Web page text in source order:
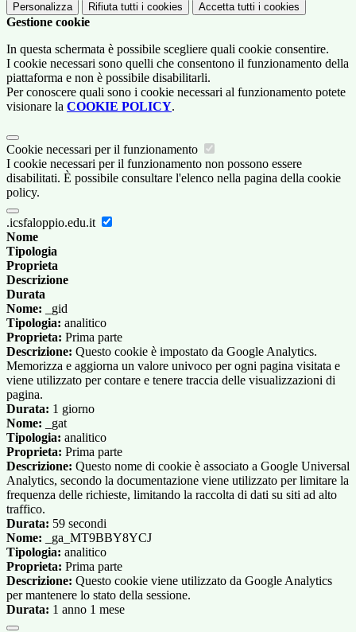
Personalizza Rifiuta tutti i cookies Accetta tutti i cookies
Gestione cookie
In questa schermata è possibile scegliere quali cookie consentire.
I cookie necessari sono quelli che consentono il funzionamento della
piattaforma e non è possibile disabilitarli.
Per conoscere quali sono i cookie necessari al funzionamento potete
visionare la COOKIE POLICY.
Cookie necessari per il funzionamento
I cookie necessari per il funzionamento non possono essere
disabilitati. È possibile consultare l'elenco nella pagina della cookie
policy.
.icsfaloppio.edu.it
Nome
Tipologia
Proprieta
Descrizione
Durata
Nome: _gid
Tipologia: analitico
Proprieta: Prima parte
Descrizione: Questo cookie è impostato da Google Analytics.
Memorizza e aggiorna un valore univoco per ogni pagina visitata e
viene utilizzato per contare e tenere traccia delle visualizzazioni di
pagina.
Durata: 1 giorno
Nome: _gat
Tipologia: analitico
Proprieta: Prima parte
Descrizione: Questo nome di cookie è associato a Google Universal
Analytics, secondo la documentazione viene utilizzato per limitare la
frequenza delle richieste, limitando la raccolta di dati su siti ad alto
traffico.
Durata: 59 secondi
Nome: _ga_MT9BBY8YCJ
Tipologia: analitico
Proprieta: Prima parte
Descrizione: Questo cookie viene utilizzato da Google Analytics
per mantenere lo stato della sessione.
Durata: 1 anno 1 mese